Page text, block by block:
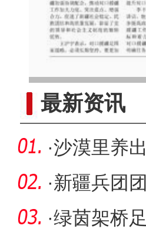
最新资讯
·沙漠里养
变“虾塘
·新疆兵团
·绿茵架桥